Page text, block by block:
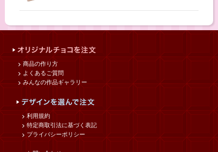
商品の作り方
よくあるご質問
みんなの作品ギャラリー
利用規約
特定商取引法に基づく表記
プライバシーポリシー